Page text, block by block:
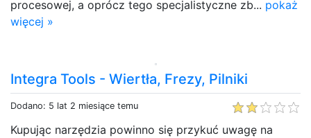
procesowej, a oprócz tego specjalistyczne zb... pokaż
więcej »
Integra Tools - Wiertła, Frezy, Pilniki
Dodano: 5 lat 2 miesiące temu
Kupując narzędzia powinno się przykuć uwagę na